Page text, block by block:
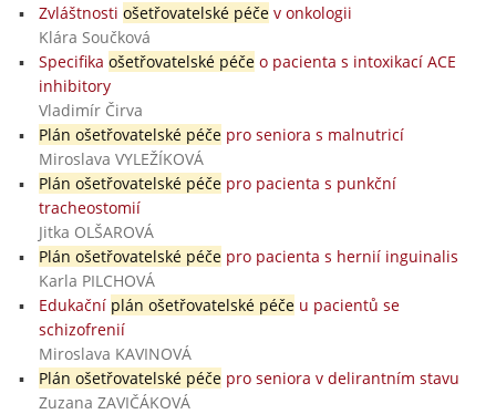
Zvláštnosti ošetřovatelské péčev onkologii
Klára Součková
Specifika ošetřovatelské péčeo pacienta s intoxikací ACE
inhibitory
Vladimír Čirva
Plán ošetřovatelské péčepro seniora s malnutricí
Miroslava VYLEŽÍKOVÁ
Plán ošetřovatelské péčepro pacienta s punkční
tracheostomií
Jitka OLŠAROVÁ
Plán ošetřovatelské péčepro pacienta s hernií inguinalis
Karla PILCHOVÁ
Edukační plán ošetřovatelské péčeu pacientů se
schizofrenií
Miroslava KAVINOVÁ
Plán ošetřovatelské péčepro seniora v delirantním stavu
Zuzana ZAVIČÁKOVÁ